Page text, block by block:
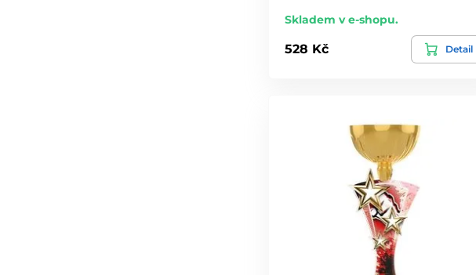
Skladem v e-shopu.
528 Kč Detail